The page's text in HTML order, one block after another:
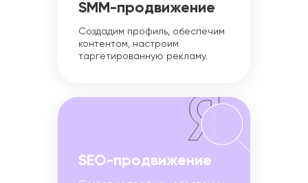
SMM-продвижение
Создадим профиль, обеспечим
контентом, настроим
таргетированную рекламу.
SEO-продвижение